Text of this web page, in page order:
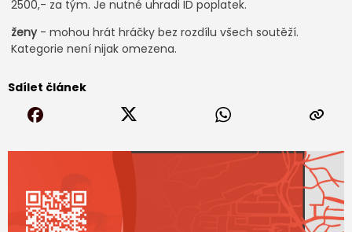
Sdílet článek
2500,- za tým. Je nutné uhradi ID poplatek.
ženy- mohou hrát hráčky bez rozdílu všech soutěží.
Kategorie není nijak omezena.